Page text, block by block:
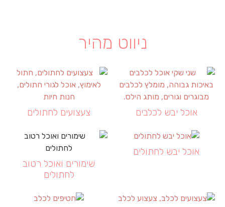
ניווט מהיר
אוכל יבש לכלבים צעצועים לחתולים
אוכל יבש לחתולים
שימורים ואוכל רטוב
לחתולים